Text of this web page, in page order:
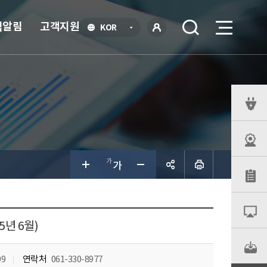
KOR언
그인
림 고객지원
년 6월)
연락처 061-330-8977
뉴